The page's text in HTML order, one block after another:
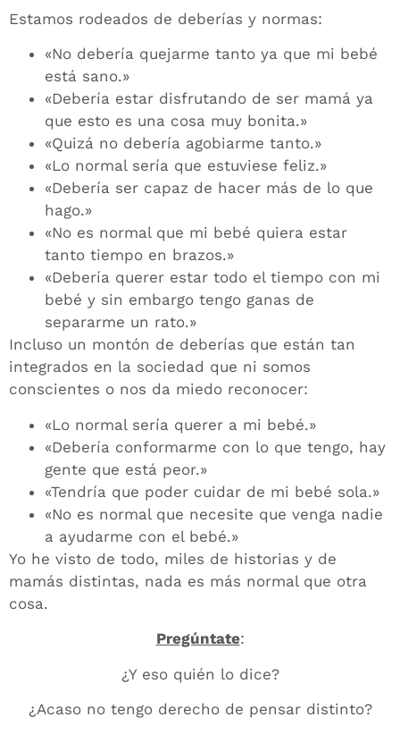
Estamos rodeados de deberías y normas:
«No debería quejarme tanto ya que mi bebé
está sano.»
«Debería estar disfrutando de ser mamá ya
que esto es una cosa muy bonita.»
«Quizá no debería agobiarme tanto.»
«Lo normal sería que estuviese feliz.»
«Debería ser capaz de hacer más de lo que
hago.»
«No es normal que mi bebé quiera estar
tanto tiempo en brazos.»
«Debería querer estar todo el tiempo con mi
bebé y sin embargo tengo ganas de
separarme un rato.»
Incluso un montón de deberías que están tan
integrados en la sociedad que ni somos
conscientes o nos da miedo reconocer:
«Lo normal sería querer a mi bebé.»
«Debería conformarme con lo que tengo, hay
gente que está peor.»
«Tendría que poder cuidar de mi bebé sola.»
«No es normal que necesite que venga nadie
a ayudarme con el bebé.»
Yo he visto de todo, miles de historias y de
mamás distintas, nada es más normal que otra
cosa.
Pregúntate:
¿Y eso quién lo dice?
¿Acaso no tengo derecho de pensar distinto?